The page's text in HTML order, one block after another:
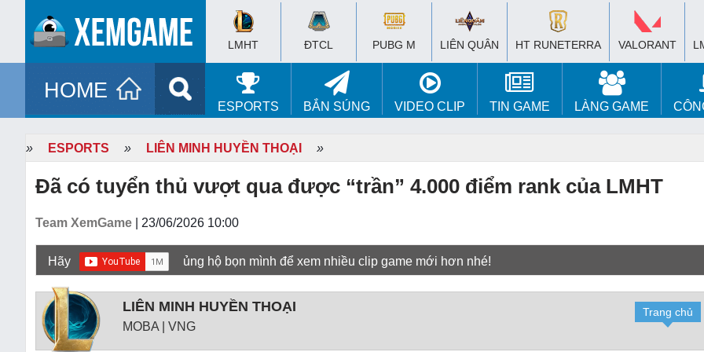
LMHT ĐTCL PUBG M LIÊN QUÂN HT RUNETERRA VALORANT
HOME
ESPORTS BẮN SÚNG VIDEO CLIP TIN GAME LÀNG GAME
» ESPORTS » LIÊN MINH HUYỀN THOẠI »
Đã có tuyển thủ vượt qua được “trần” 4.000 điểm rank của LMHT
Team XemGame | 23/06/2026 10:00
Hãy ủng hộ bọn mình để xem nhiều clip game mới hơn nhé!
LIÊN MINH HUYỀN THOẠI
MOBA | VNG
Trang chủ